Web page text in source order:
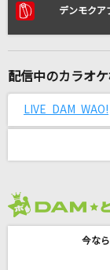
リア
メトロノーム
奏(かなで)
デンモクア
配信中のカラオ
LIVE DAM WAO!
今な